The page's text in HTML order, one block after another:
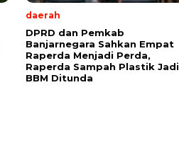
daerah
DPRD dan Pemkab
Banjarnegara Sahkan Empat
Raperda Menjadi Perda,
Raperda Sampah Plastik Jadi
BBM Ditunda